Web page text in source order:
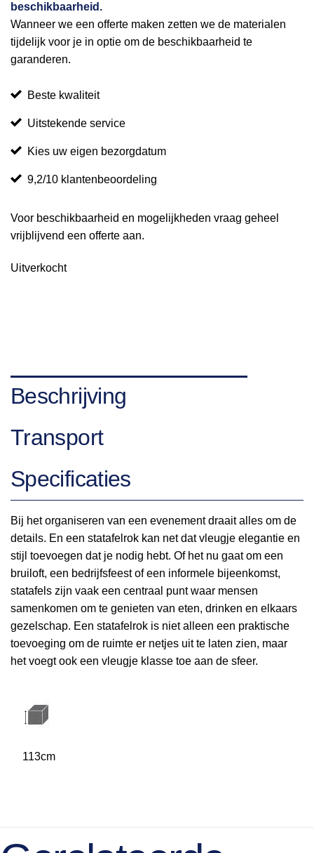
beschikbaarheid.
Wanneer we een offerte maken zetten we de materialen
tijdelijk voor je in optie om de beschikbaarheid te
garanderen.
Beste kwaliteit
Uitstekende service
Kies uw eigen bezorgdatum
9,2/10 klantenbeoordeling
Voor beschikbaarheid en mogelijkheden vraag geheel
vrijblijvend een offerte aan.
Uitverkocht
Beschrijving
Transport
Specificaties
Bij het organiseren van een evenement draait alles om de
details. En een statafelrok kan net dat vleugje elegantie en
stijl toevoegen dat je nodig hebt. Of het nu gaat om een ​​
bruiloft, een bedrijfsfeest of een informele bijeenkomst,
statafels zijn vaak een centraal punt waar mensen
samenkomen om te genieten van eten, drinken en elkaars
gezelschap. Een statafelrok is niet alleen een praktische
toevoeging om de ruimte er netjes uit te laten zien, maar
het voegt ook een vleugje klasse toe aan de sfeer.
113cm